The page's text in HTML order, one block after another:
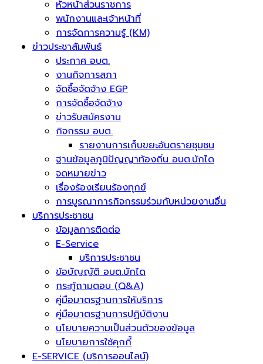
หัวหน้าส่วนราชการ
พนักงานและเจ้าหน้าที่
การจัดการความรู้ (KM)
ข่าวประชาสัมพันธ์
ประกาศ อบต.
งานกิจการสภา
จัดซื้อจัดจ้าง EGP
การจัดซื้อจัดจ้าง
ข่าวรับสมัครงาน
กิจกรรม อบต.
รายงานการเก็บขยะอันตรายชุมชน
ฐานข้อมูลภูมิปัญญาท้องถิ่น อบต.บักได
จดหมายข่าว
เรื่องร้องเรียนร้องทุกข์
การบูรณาการกิจกรรมร่วมกับหน่วยงานอื่น
บริการประชาชน
ข้อมูลการติดต่อ
E-Service
บริการประชาชน
ข้อบัญญัติ อบต.บักได
กระทู้ถามตอบ (Q&A)
คู่มือมาตรฐานการให้บริการ
คู่มือมาตรฐานการปฏิบัติงาน
นโยบายความเป็นส่วนตัวของข้อมูล
นโยบายการใช้คุกกี้
E-SERVICE (บริการออนไลน์)